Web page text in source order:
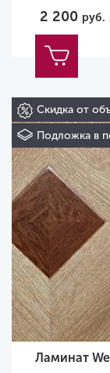
2 200 руб.
Скидка от
Подложка в
Ламинат